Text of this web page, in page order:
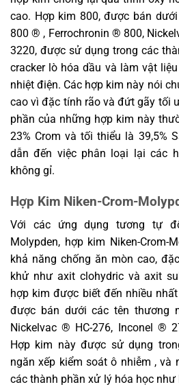
cao. Hợp kim 800, được bán
800 ® , Ferrochronin ® 800,
3220, được sử dụng trong các
cracker lò hóa dầu và làm vật
nhiệt điện. Các hợp kim này nói
cao vì đặc tính rão và đứt gãy tối
phần của những hợp kim này
23% Crom và tối thiểu là 39,5%
dẫn đến việc phân loại lại các
không gỉ.
Hợp Kim Niken-Crom-
Với các ứng dụng tương tự
Molypden, hợp kim Niken-Crom-
khả năng chống ăn mòn cao,
khử như axit clohydric và axit
hợp kim được biết đến nhiều
được bán dưới các tên thương
Nickelvac ® HC-276, Inconel ®
Hợp kim này được sử dụng
ngăn xếp kiểm soát ô nhiễm , và
các thành phần xử lý hóa học